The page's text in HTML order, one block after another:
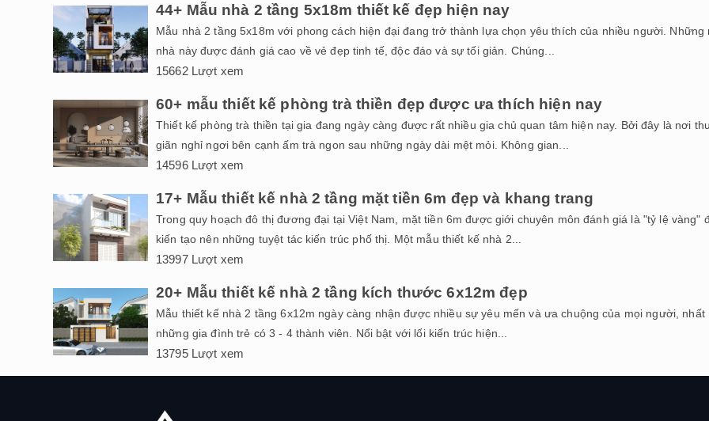
44+ Mẫu nhà 2 tầng 5x18m thiết kế đẹp hiện nay
Mẫu nhà 2 tầng 5x18m với phong cách hiện đại đang trở thành lựa chọn yêu thích của nhiều người. Những
nhà này được đánh giá cao về vẻ đẹp tinh tế, độc đáo và sự tối giản. Chúng...
15662 Lượt xem
60+ mẫu thiết kế phòng trà thiền đẹp được ưa thích hiện nay
Thiết kế phòng trà thiền tại gia đang ngày càng được rất nhiều gia chủ quan tâm hiện nay. Bởi đây là nơi
giãn nghỉ ngơi bên cạnh ấm trà ngon sau những ngày dài mệt mỏi. Không gian...
14596 Lượt xem
17+ Mẫu thiết kế nhà 2 tầng mặt tiền 6m đẹp và khang trang
Trong quy hoạch đô thị đương đại tại Việt Nam, mặt tiền 6m được giới chuyên môn đánh giá là "tỷ lệ vàng"
kiến tạo nên những tuyệt tác kiến trúc phố thị. Một mẫu thiết kế nhà 2...
13997 Lượt xem
20+ Mẫu thiết kế nhà 2 tầng kích thước 6x12m đẹp
Mẫu thiết kế nhà 2 tầng 6x12m ngày càng nhận được nhiều sự yêu mến và ưa chuộng của mọi người, nhất
những gia đình trẻ có 3 - 4 thành viên. Nổi bật với lối kiến trúc hiện...
13795 Lượt xem